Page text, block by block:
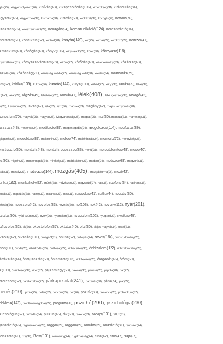
kiegyensúlyozott(26), kihívás(43), kikapcsolódás(106), kimerültség(31), kirándulás(84),
kisgyermek(34), kismama(38), kitartás(50), kockázat(34), kocogás(24), koffein(76),
koleszterinszint(24), kollagén(54), kommunikáció(124), koncentráció(94),
konfliktus(52), kontroll(28), konyha(149), kór(25), kórház(29), kórokozó(24), kortizol(41),
köhögés(40), könyv(106), könyvajánló(24), köret(30), környezet(116),
környezetvédelem(78), köröm(27), kötődés(49), következmény(33), közérzet(43),
közösség(71), közösségi média(27), közösségi oldal(38), kreatív(34), kreativitás(79),
kritika(139), kultúra(36), kutatás(144), kutya(100), külföld(27), kütyü(33), lakás(65), látás(34),
lazac(24), légzés(49), lehetőség(25), lekvár(41), lélek(408), lelki egészség(33), levegő(42),
Levendula(32), leves(47), lista(32), liszt(36), macska(33), magány(42), magas vérnyomás(28),
magvak(25), magyar(25), Magyarország(28), magzat(25), máj(60), mandula(33), marketing(31),
medence(24), meditáció(89), megbetegedés(24), megelőzés(164), megfázás(89),
megoldás(89), melatonin(29), meleg(74), mellékhatás(24), memória(72), mennyiség(26),
mentális(48), mentális egészség(86), menü(28), méregtelenítés(48), mese(40),
migrén(27), mindennapok(34), minőség(33), mobiltelefon(27), modern(24), módszer(68), mogyoró(31),
mosoly(27), motiváció(144), mozgás(405), mozgásforma(25), mozi(42),
munkahely(92), műtét(38), művészet(29), nagyszülő(27), nap(35), napfény(54), napirend(35),
napsütés(38), naptej(32), narancs(27), nasi(31), nassolás(41), nátha(44), negatív(50),
népszerű(42), nevelés(83), nevetés(30), nő(106), nők(42), növény(112), nyár(201),
nyári szünet(27), nyelv(26), nyomelem(33), nyugalom(102), nyugtató(29), nyújtás(45),
ok(36), okostelefon(57), oktatás(40), olaj(50), olajos magvak(34), olcsó(33),
olvasás(101), omega-3(31), online(52), orrfolyás(24), orvos(164), orvostudomány(26),
óvoda(26), öltözködés(35), önállóság(27), önbecsülés(36), önbizalom(122), önbizalomhiány(28),
önfejlesztés(59), önismeret(113), önkifejezés(26), öregedés(46), öröm(69),
őszinteség(34), ötlet(37), pajzsmirigy(53), pakolás(30), panasz(25), paprika(28), pár(27),
páratartalom(27), párkapcsolat(241), pattanás(30), pénz(74), piac(27),
pizza(25), pollen(32), popcorn(35), por(26), pozitív(83), prevenció(25), probiotikum(37),
problémamegoldás(27), program(60), psziché(290), pszichológia(230),
puffadás(34), pulzus(45), rák(69), reakció(33), recept(131), reflux(31),
regenerálódás(28), reggel(39), reggeli(89), reklám(39), relaxáció(81), rendszer(24),
rizs(34), Rost(131), rozmaring(24), rugalmasság(24), ruha(42), rutin(47), sajt(67),